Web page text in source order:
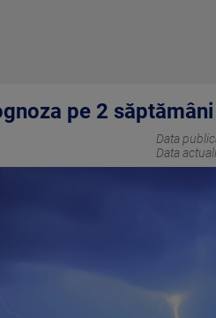
pe 2 săptămâni
Data
Data